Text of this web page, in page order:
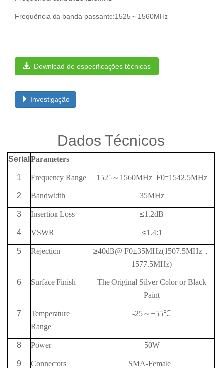
Frequência da banda passante:1525～1560MHz
Download de especificações técnicas
Investigação
Dados Técnicos
Serial Parameters
1 Frequency Range 1525～ 1560MHz F0=1542.5MHz
2 Bandwidth 35MHz
3 Insertion Loss ≤1.2dB
4 VSWR ≤1.4:1
5 Rejection ≥40dB@ F0±35MHz(1507.5MHz ，
1577.5MHz)
6 Surface Finish
The Original Silver Color or Black
Paint
7
Temperature
Range
-25～+55℃
8 Power 50W
9 Connectors SMA-Female